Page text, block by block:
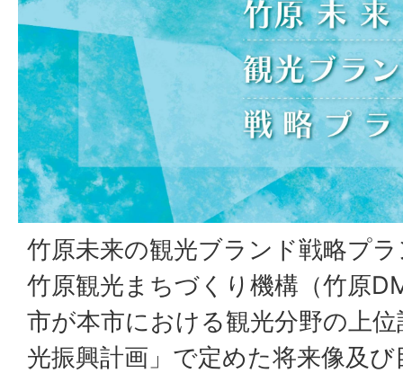
竹原未来の観光ブランド戦略プ
竹原観光まちづくり機構（竹原
市が本市における観光分野の上
光振興計画」で定めた将来像及